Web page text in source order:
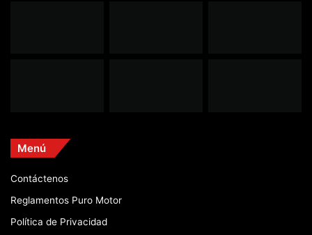
Menú
Contáctenos
Reglamentos Puro Motor
Política de Privacidad